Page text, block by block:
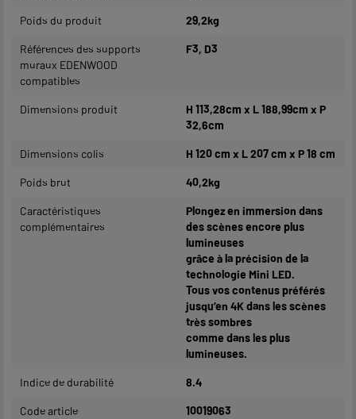
Poids du produit 29,2kg
Références des supports
muraux EDENWOOD
compatibles
F3, D3
Dimensions produit
H 113,28cm x L 188,99cm x P
32,6cm
Dimensions colis H 120 cm x L 207 cm x P 18 cm
Poids brut 40,2kg
Caractéristiques
complémentaires
Plongez en immersion dans
des scènes encore plus
lumineuses
grâce à la précision de la
technologie Mini LED.
Tous vos contenus préférés
jusqu’en 4K dans les scènes
très sombres
comme dans les plus
lumineuses.
Indice de durabilité 8.4
Code article 10019063